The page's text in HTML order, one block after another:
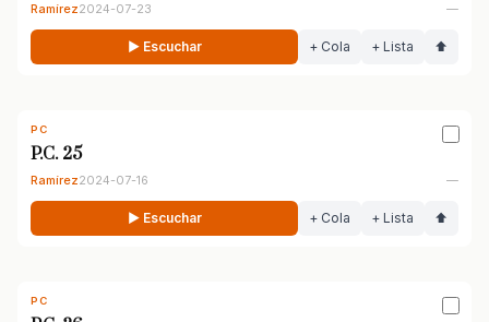
Ramírez2024-07-23 —
▶ Escuchar + Cola + Lista ⬆
PC
P.C. 25
Ramírez2024-07-16 —
▶ Escuchar + Cola + Lista ⬆
PC